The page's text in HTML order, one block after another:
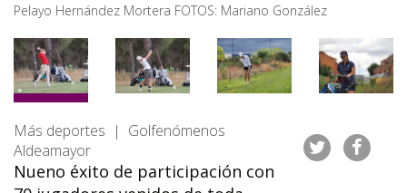
Pelayo Hernández Mortera FOTOS: Mariano González
Más deportes | Golfenómenos
Aldeamayor
Nueno éxito de participación con